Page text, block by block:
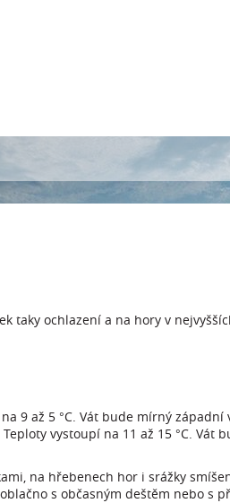
taky ochlazení a na hory v
9 až 5 °C. Vát bude mírný
vystoupí na 11 až 15 °C. Vát
na hřebenech hor i srážky
s občasným deštěm nebo s